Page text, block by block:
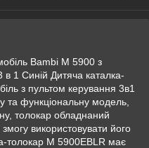
Bambi M 5900 з
в 1 Синій Дитяча каталка-
з пультом керування 3в1
функціональну модель,
толокар обладнаний
використовувати його
толокар M 5900EBLR має